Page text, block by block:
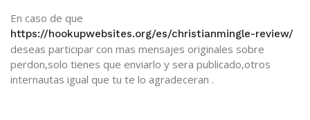
En caso de que
https://hookupwebsites.org/es/christianmingle-review/
deseas participar con mas mensajes originales sobre
perdon,solo tienes que enviarlo y sera publicado,otros
internautas igual que tu te lo agradeceran .